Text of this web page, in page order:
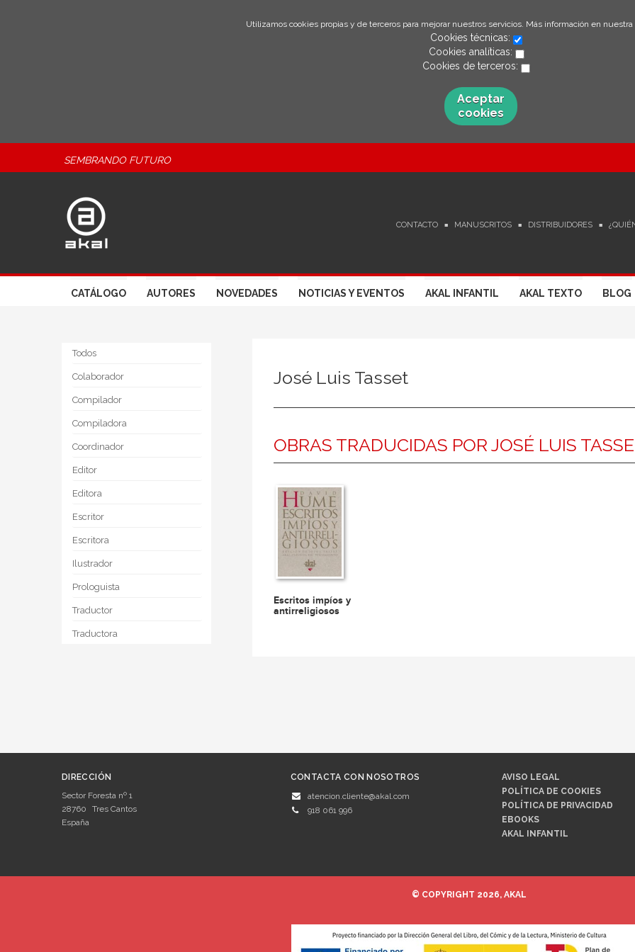
Utilizamos cookies propias y de terceros para mejorar nuestros servicios. Más información en nuestra
Cookies técnicas:
Cookies analíticas:
Cookies de terceros:
Aceptar
cookies
SEMBRANDO FUTURO
CONTACTO MANUSCRITOS DISTRIBUIDORES
CATÁLOGO AUTORES NOVEDADES NOTICIAS Y EVENTOS AKAL INFANTIL AKAL TEXTO BLOG
Todos
Colaborador
Compilador
Compiladora
Coordinador
Editor
Editora
Escritor
Escritora
Ilustrador
Prologuista
Traductor
Traductora
José Luis Tasset
OBRAS TRADUCIDAS POR JOSÉ LUIS
Escritos impíos y
antirreligiosos
DIRECCIÓN
Sector Foresta nº 1
28760
Tres Cantos
España
CONTACTA CON NOSOTROS
atencion.cliente@akal.com
918 061 996
AVISO LEGAL
POLÍTICA DE COOKIES
POLÍTICA DE PRIVACIDAD
EBOOKS
AKAL INFANTIL
© COPYRIGHT 2026, AKAL